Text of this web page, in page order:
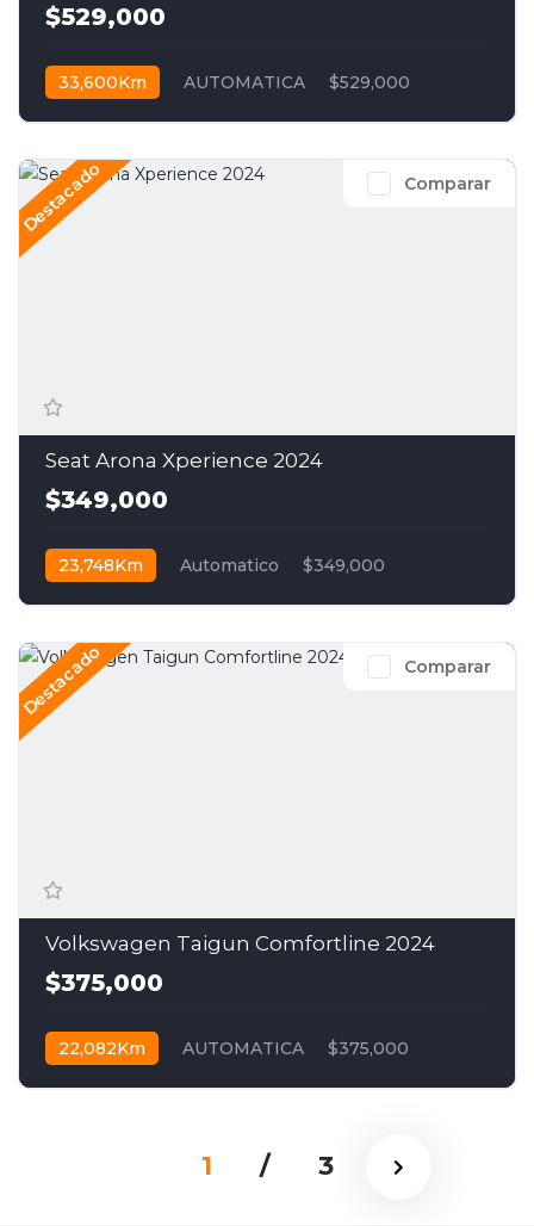
$529,000
33,600Km AUTOMATICA $529,000
Comparar
Destacado
Seat Arona Xperience 2024
$349,000
23,748Km Automatico $349,000
Comparar
Destacado
Volkswagen Taigun Comfortline 2024
$375,000
22,082Km AUTOMATICA $375,000
1 / 3